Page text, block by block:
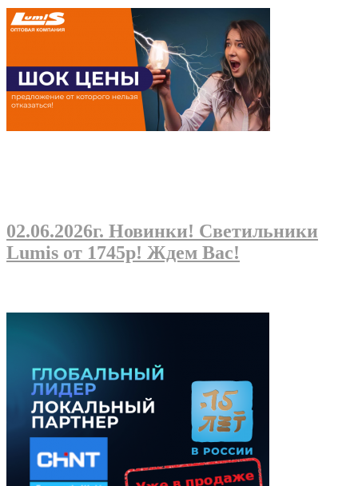
02.06.2026г. Новинки! Светильники
Lumis от 1745р! Ждем Вас!